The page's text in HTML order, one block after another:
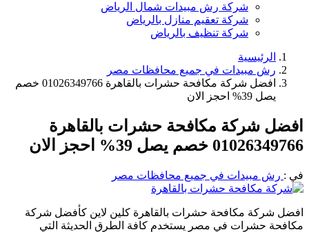
شركة رش مبيدات شمال الرياض
شركة تعقيم منازل بالرياض
شركة تنظيف بالرياض
الرئيسية
رش مبيدات في جميع محافظات مصر
افضل شركة مكافحة حشرات بالقاهرة 01026349766 خصم
يصل 39% احجز الان
افضل شركة مكافحة حشرات بالقاهرة
01026349766 خصم يصل 39% احجز الان
في : رش مبيدات في جميع محافظات مصر
افضل شركة مكافحة حشرات بالقاهرة كلين لاين كأفضل شركة
مكافحة حشرات في مصر يستخدم كافة الطرق الحديثة التي